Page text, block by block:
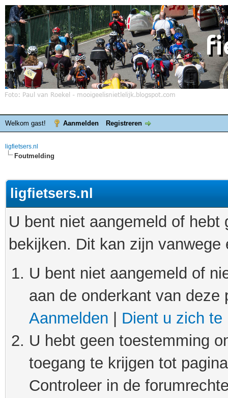
Welkom gast! Aanmelden Registreren
ligfietsers.nl
Foutmelding
ligfietsers.nl
U bent niet aangemeld of
bekijken. Dit kan zijn
U bent niet aangemeld of
aan de onderkant van
Aanmelden
Dient u zich te
U hebt geen toestemming
toegang te krijgen tot
Controleer in de